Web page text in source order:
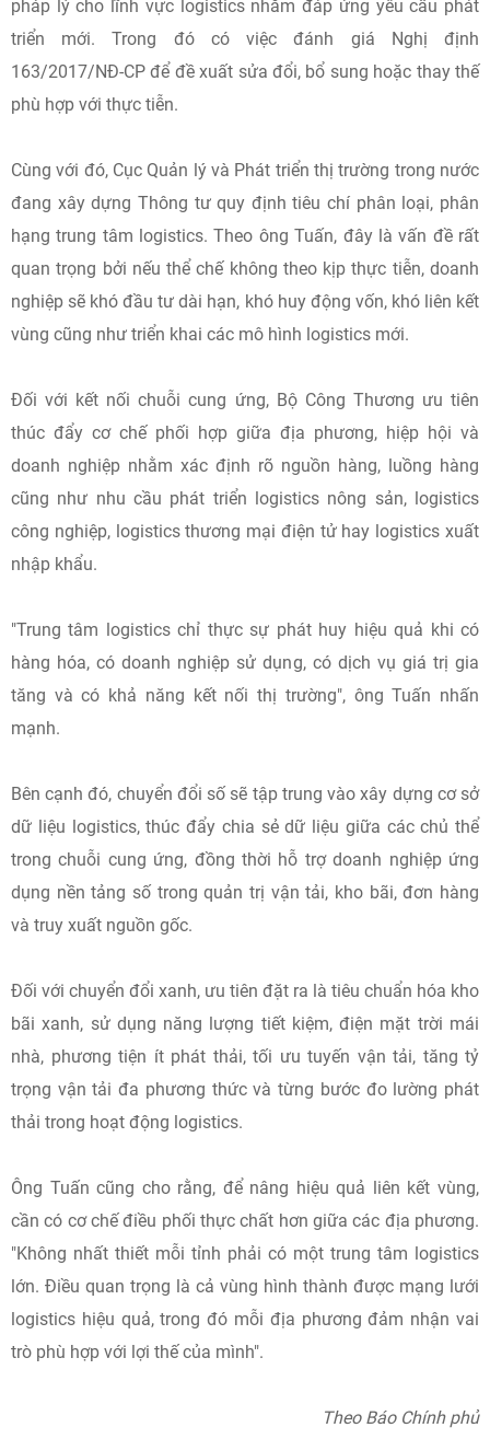
pháp lý cho lĩnh vực logistics nhằm đáp ứng yêu cầu phát
triển mới. Trong đó có việc đánh giá Nghị định
163/2017/NĐ-CP để đề xuất sửa đổi, bổ sung hoặc thay thế
phù hợp với thực tiễn.
Cùng với đó, Cục Quản lý và Phát triển thị trường trong nước
đang xây dựng Thông tư quy định tiêu chí phân loại, phân
hạng trung tâm logistics. Theo ông Tuấn, đây là vấn đề rất
quan trọng bởi nếu thể chế không theo kịp thực tiễn, doanh
nghiệp sẽ khó đầu tư dài hạn, khó huy động vốn, khó liên kết
vùng cũng như triển khai các mô hình logistics mới.
Đối với kết nối chuỗi cung ứng, Bộ Công Thương ưu tiên
thúc đẩy cơ chế phối hợp giữa địa phương, hiệp hội và
doanh nghiệp nhằm xác định rõ nguồn hàng, luồng hàng
cũng như nhu cầu phát triển logistics nông sản, logistics
công nghiệp, logistics thương mại điện tử hay logistics xuất
nhập khẩu.
"Trung tâm logistics chỉ thực sự phát huy hiệu quả khi có
hàng hóa, có doanh nghiệp sử dụng, có dịch vụ giá trị gia
tăng và có khả năng kết nối thị trường", ông Tuấn nhấn
mạnh.
Bên cạnh đó, chuyển đổi số sẽ tập trung vào xây dựng cơ sở
dữ liệu logistics, thúc đẩy chia sẻ dữ liệu giữa các chủ thể
trong chuỗi cung ứng, đồng thời hỗ trợ doanh nghiệp ứng
dụng nền tảng số trong quản trị vận tải, kho bãi, đơn hàng
và truy xuất nguồn gốc.
Đối với chuyển đổi xanh, ưu tiên đặt ra là tiêu chuẩn hóa kho
bãi xanh, sử dụng năng lượng tiết kiệm, điện mặt trời mái
nhà, phương tiện ít phát thải, tối ưu tuyến vận tải, tăng tỷ
trọng vận tải đa phương thức và từng bước đo lường phát
thải trong hoạt động logistics.
Ông Tuấn cũng cho rằng, để nâng hiệu quả liên kết vùng,
cần có cơ chế điều phối thực chất hơn giữa các địa phương.
"Không nhất thiết mỗi tỉnh phải có một trung tâm logistics
lớn. Điều quan trọng là cả vùng hình thành được mạng lưới
logistics hiệu quả, trong đó mỗi địa phương đảm nhận vai
trò phù hợp với lợi thế của mình".
Theo Báo Chính phủ